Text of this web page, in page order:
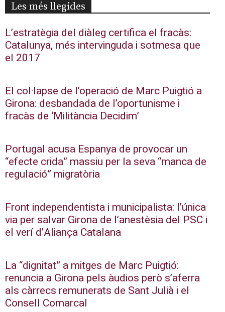
Les més llegides
L’estratègia del diàleg certifica el fracàs:
Catalunya, més intervinguda i sotmesa que
el 2017
El col·lapse de l’operació de Marc Puigtió a
Girona: desbandada de l’oportunisme i
fracàs de ‘Militància Decidim’
Portugal acusa Espanya de provocar un
“efecte crida” massiu per la seva “manca de
regulació” migratòria
Front independentista i municipalista: l’única
via per salvar Girona de l’anestèsia del PSC i
el verí d’Aliança Catalana
La “dignitat” a mitges de Marc Puigtió:
renuncia a Girona pels àudios però s’aferra
als càrrecs remunerats de Sant Julià i el
Consell Comarcal